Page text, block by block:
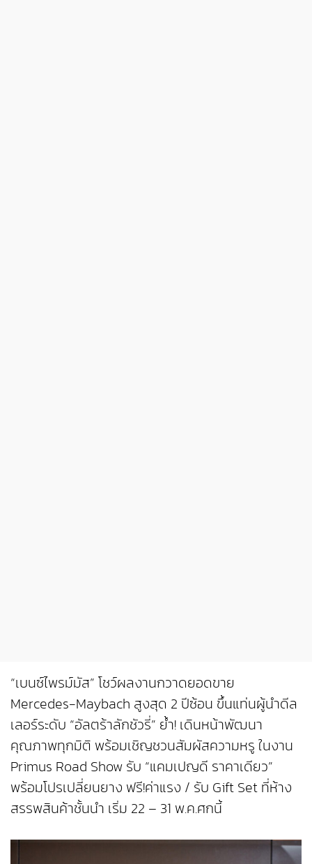
“เบนซ์ไพรม์มัส” โชว์ผลงานกวาดยอดขาย
Mercedes-Maybach สูงสุด 2 ปีซ้อน ขึ้นแท่นผู้นำดีล
เลอร์ระดับ “อัลตร้าลักชัวรี่” ย้ำ! เดินหน้าพัฒนา
คุณภาพทุกมิติ พร้อมเชิญชวนสัมผัสความหรู ในงาน
Primus Road Show รับ “แคมเปญดี ราคาเดียว”
พร้อมโปรเปลี่ยนยาง ฟรี!ค่าแรง / รับ Gift Set ที่ห้าง
สรรพสินค้าชั้นนำ เริ่ม 22 – 31 พ.ค.ศกนี้